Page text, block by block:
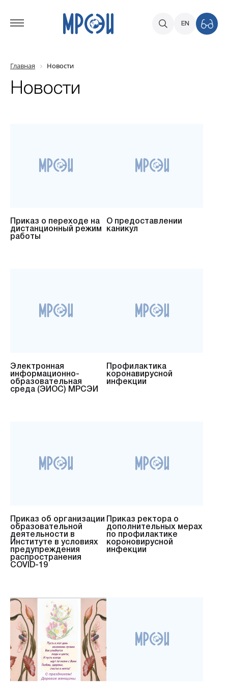
EN
Главная Новости
Новости
Приказ о переходе на
дистанционный режим
работы
О предоставлении
каникул
Электронная
информационно-
образовательная
среда (ЭИОС) МРСЭИ
Профилактика
коронавирусной
инфекции
Приказ об организации
образовательной
деятельности в
Институте в условиях
предупреждения
распространения
COVID-19
Приказ ректора о
дополнительных мерах
по профилактике
короновирусной
инфекции